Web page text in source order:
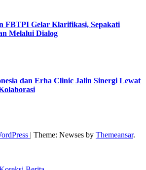
FBTPI Gelar Klarifikasi, Sepakati
Melalui Dialog
dan Erha Clinic Jalin Sinergi Lewat
| Theme: Newses by Themeansar.